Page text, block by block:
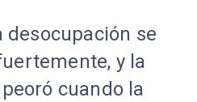
desocupación se
y la
cuando la